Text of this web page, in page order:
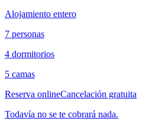
Alojamiento entero
7 personas
4 dormitorios
5 camas
Reserva onlineCancelación gratuita
Todavía no se te cobrará nada.